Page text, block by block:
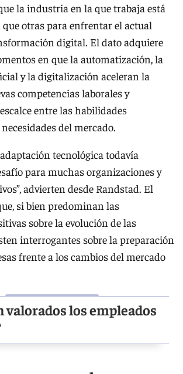
la industria en la que trabaja está
otras para enfrentar el actual
digital. El dato adquiere
en que la automatización, la
y la digitalización aceleran la
competencias laborales y
entre las habilidades
del mercado.
tecnológica todavía
para muchas organizaciones y
advierten desde Randstad. El
si bien predominan las
sobre la evolución de las
interrogantes sobre la preparación
frente a los cambios del mercado
valorados los empleados